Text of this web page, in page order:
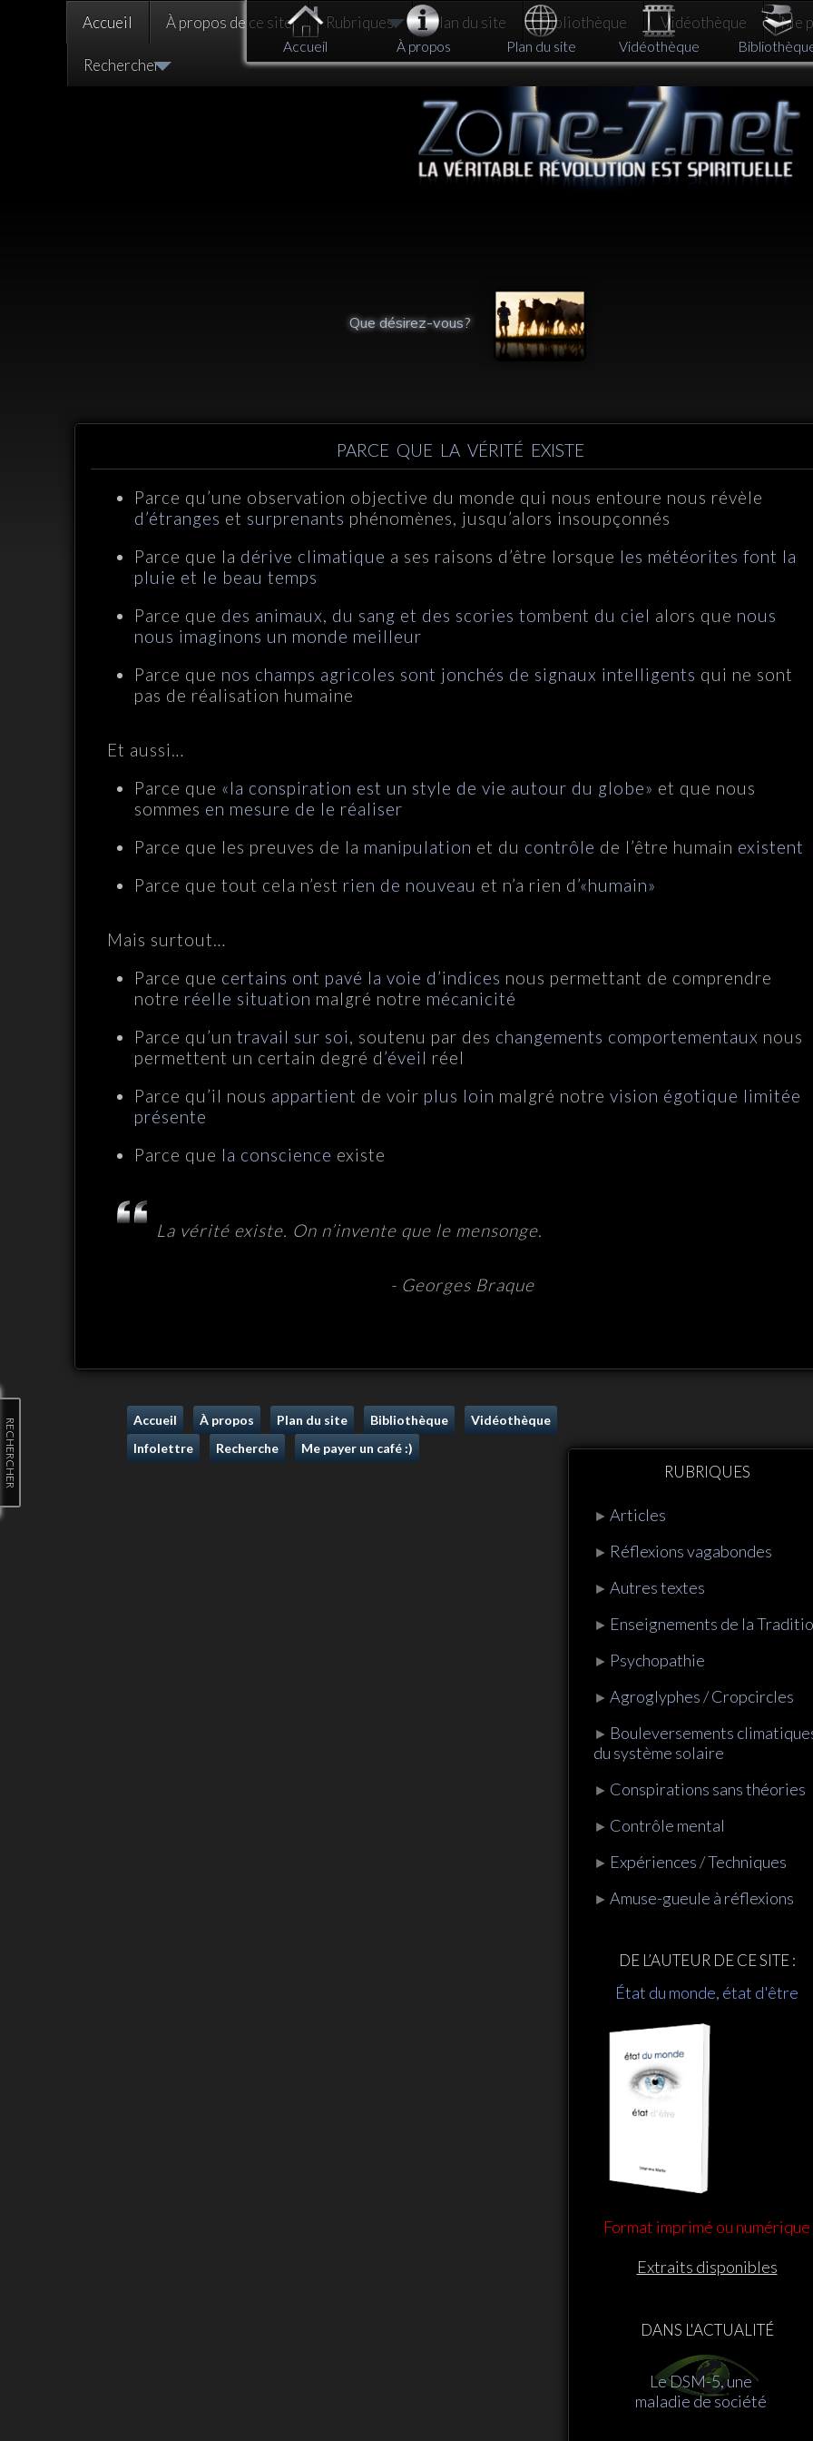
Accueil À propos de ce site Rubriques Plan du site Bibliothèque Vidéothèque Me
Rechercher
Que désirez-vous?
PARCE QUE LA VÉRITÉ EXISTE
Parce qu’une observation objective du monde qui nous entoure nous révèle
d’étranges et surprenants phénomènes, jusqu’alors insoupçonnés
Parce que la dérive climatique a ses raisons d’être lorsque les météorites font la
pluie et le beau temps
Parce que des animaux, du sang et des scories tombent du ciel alors que nous
nous imaginons un monde meilleur
Parce que nos champs agricoles sont jonchés de signaux intelligents qui ne sont
pas de réalisation humaine
Et aussi…
Parce que «la conspiration est un style de vie autour du globe» et que nous
sommes en mesure de le réaliser
Parce que les preuves de la manipulation et du contrôle de l’être humain existent
Parce que tout cela n’est rien de nouveau et n’a rien d’«humain»
Mais surtout…
Parce que certains ont pavé la voie d’indices nous permettant de comprendre
notre réelle situation malgré notre mécanicité
Parce qu’un travail sur soi, soutenu par des changements comportementaux nous
permettent un certain degré d’éveil réel
Parce qu’il nous appartient de voir plus loin malgré notre vision égotique limitée
présente
Parce que la conscience existe
La vérité existe. On n’invente que le mensonge.
- Georges Braque
RUBRIQUES
► Articles
► Réflexions vagabondes
► Autres textes
► Enseignements de la
► Psychopathie
► Agroglyphes / Cropcircles
► Bouleversements
du système solaire
► Conspirations sans théories
► Contrôle mental
► Expériences / Techniques
► Amuse-gueule à réflexions
DE L’AUTEUR DE CE SITE :
État du monde, état d'être
Format imprimé ou numérique
Extraits disponibles
DANS L'ACTUALITÉ
Le DSM-5, une
maladie de société
Accueil À propos Plan du site Bibliothèque
Vidéothèque
Infolettre
Recherche Me payer un café :)
Accueil À propos Plan du site Vidéothèque
RECHERCHER